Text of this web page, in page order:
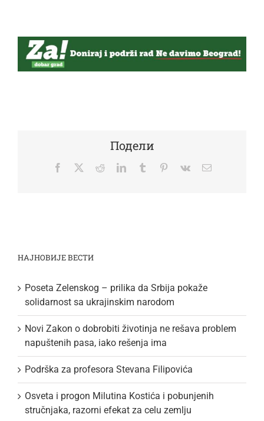
Подели
Facebook
TwitterRedditLinkedInTumblr Pinterest
Vk Email
НАЈНОВИЈЕ ВЕСТИ
Poseta Zelenskog – prilika da Srbija pokaže
solidarnost sa ukrajinskim narodom
Novi Zakon o dobrobiti životinja ne rešava problem
napuštenih pasa, iako rešenja ima
Podrška za profesora Stevana Filipovića
Osveta i progon Milutina Kostića i pobunjenih
stručnjaka, razorni efekat za celu zemlju